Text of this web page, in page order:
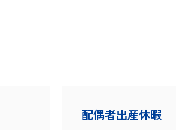
配偶者出産休暇